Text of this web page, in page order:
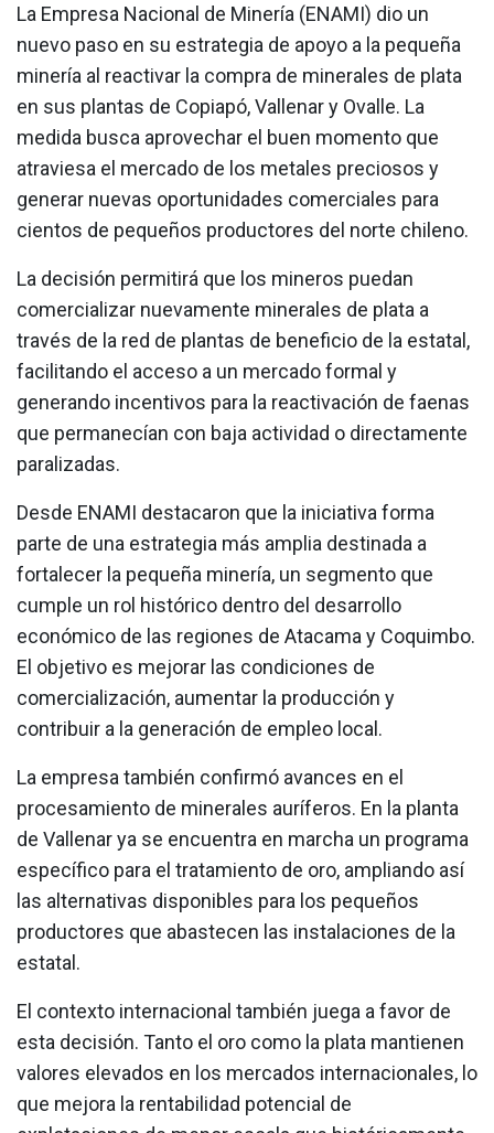
La Empresa Nacional de Minería (ENAMI) dio un
nuevo paso en su estrategia de apoyo a la pequeña
minería al reactivar la compra de minerales de plata
en sus plantas de Copiapó, Vallenar y Ovalle. La
medida busca aprovechar el buen momento que
atraviesa el mercado de los metales preciosos y
generar nuevas oportunidades comerciales para
cientos de pequeños productores del norte chileno.
La decisión permitirá que los mineros puedan
comercializar nuevamente minerales de plata a
través de la red de plantas de beneficio de la estatal,
facilitando el acceso a un mercado formal y
generando incentivos para la reactivación de faenas
que permanecían con baja actividad o directamente
paralizadas.
Desde ENAMI destacaron que la iniciativa forma
parte de una estrategia más amplia destinada a
fortalecer la pequeña minería, un segmento que
cumple un rol histórico dentro del desarrollo
económico de las regiones de Atacama y Coquimbo.
El objetivo es mejorar las condiciones de
comercialización, aumentar la producción y
contribuir a la generación de empleo local.
La empresa también confirmó avances en el
procesamiento de minerales auríferos. En la planta
de Vallenar ya se encuentra en marcha un programa
específico para el tratamiento de oro, ampliando así
las alternativas disponibles para los pequeños
productores que abastecen las instalaciones de la
estatal.
El contexto internacional también juega a favor de
esta decisión. Tanto el oro como la plata mantienen
valores elevados en los mercados internacionales, lo
que mejora la rentabilidad potencial de